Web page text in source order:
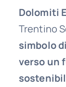
Dolomiti
Trentino
simbolo
verso un